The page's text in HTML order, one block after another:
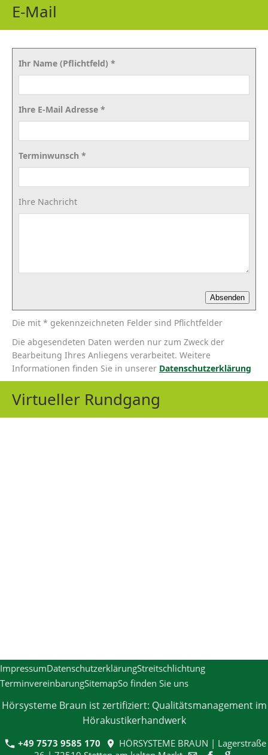
E-Mail
Ihr Name (Pflichtfeld) *
Ihre E-Mail Adresse *
Terminwunsch *
Ihre Nachricht
Die mit * gekennzeichneten Felder sind Pflichtfelder
Die abgesendeten Daten werden nur zum Zweck der
Bearbeitung Ihres Anliegens verarbeitet. Weitere
Informationen finden Sie in unserer Datenschutzerklärung
Virtueller Rundgang
ImpressumDatenschutzerklärungStreitschlichtung
TerminvereinbarungSitemapSo finden Sie uns
Hörsysteme Braun ist zertifiziert: Qualitätsmanagement im
Hörakustikerhandwerk
+49 7573 9585 170
HÖRSYSTEME BRAUN | Lagerstraße